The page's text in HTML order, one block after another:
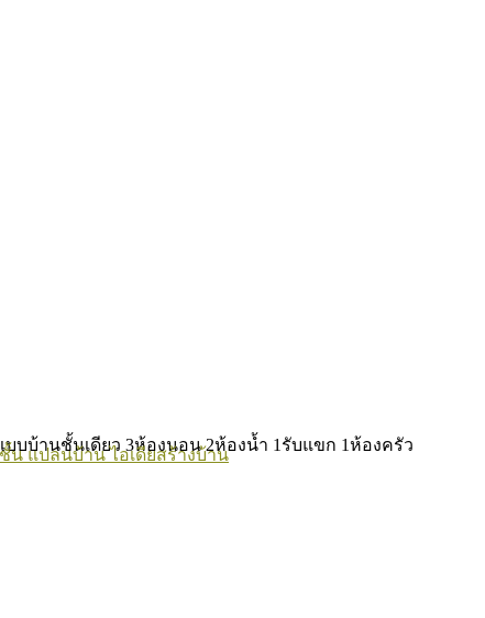
บบ้านชั้นเดียว 3ห้องนอน 2ห้องน้ำ 1รับแขก 1ห้องครัว
นแปลนบ้านไอเดียสร้างบ้าน